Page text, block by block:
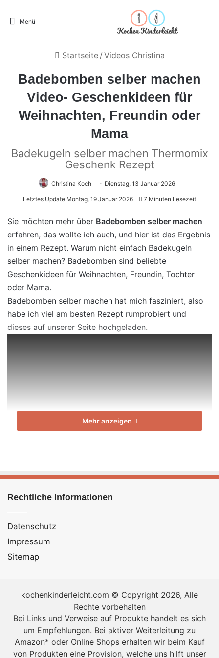
Menü
Startseite / Videos Christina
Badebomben selber machen
Video- Geschenkideen für
Weihnachten, Freundin oder
Mama
Badekugeln selber machen Thermomix
Geschenk Rezept
Christina Koch Dienstag, 13 Januar 2026
Letztes Update Montag, 19 Januar 2026 7 Minuten Lesezeit
Sie möchten mehr über Badebomben selber machen
erfahren, das wollte ich auch, und hier ist das Ergebnis
in einem Rezept. Warum nicht einfach Badekugeln
selber machen? Badebomben sind beliebte
Geschenkideen für Weihnachten, Freundin, Tochter
oder Mama.
Badebomben selber machen hat mich fasziniert, also
habe ich viel am besten Rezept rumprobiert und
dieses auf unserer Seite hochgeladen.
oder Mama [Bildinhalt mit KI erstellt]
Zutaten Badebomben selber machen
250 gNatron(Backsoda)
125 g Zitronensäure
Mehr anzeigen
Rechtliche Informationen
Datenschutz
Impressum
Sitemap
kochenkinderleicht.com © Copyright 2026, Alle
Rechte vorbehalten
Bei Links und Verweise auf Produkte handelt es sich
um Empfehlungen. Bei aktiver Weiterleitung zu
Amazon* oder Online Shops erhalten wir beim Kauf
von Produkten eine Provision, welche uns hilft unser